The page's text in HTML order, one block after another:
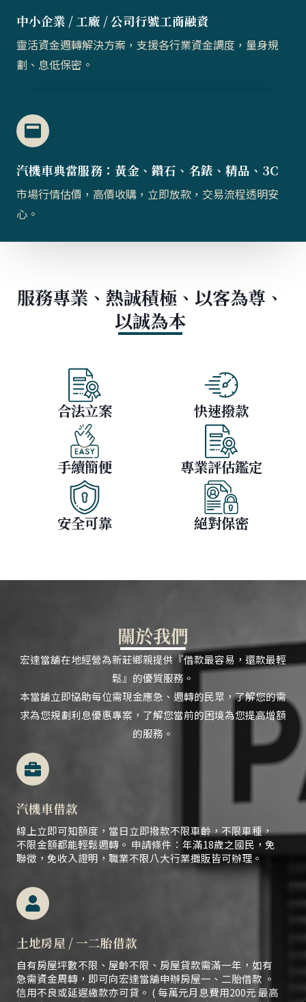
中小企業 / 工廠 / 公司行號工商融資
靈活資金週轉解決方案，支援各行業資金調度，量身規
劃、息低保密。
汽機車典當服務：黃金、鑽石、名錶、精品、3C
市場行情估價，高價收購，立即放款，交易流程透明安
心。
服務專業、熱誠積極、以客為尊、
以誠為本
合法立案 快速撥款
手續簡便 專業評估鑑定
安全可靠 絕對保密
關於我們
宏達當舖在地經營為新莊鄉親提供『借款最容易，還款最輕
鬆』的優質服務。
本當舖立即協助每位需現金應急、 週轉的民眾，了解您的需
求為您規劃利息優惠專案，了解您當前的困境為您提高增額
的服務。
汽機車借款
線上立即可知額度，當日立即撥款不限車齡，不限車種，
不限金額都能輕鬆週轉。 申請條件：年滿18歲之國民，免
聯徵，免收入證明，職業不限八大行業攤販皆可辦理。
土地房屋 / 一二胎借款
自有房屋坪數不限、屋齡不限、房屋貸款需滿一年，如有
急需資金周轉，即可向宏達當舖申辦房屋一、二胎借款 。
信用不良或延遲繳款亦可貸。 ( 每萬元月息費用200元 最高